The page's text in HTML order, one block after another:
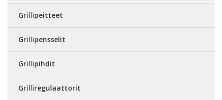
Grillipeitteet
Grillipensselit
Grillipihdit
Grilliregulaattorit